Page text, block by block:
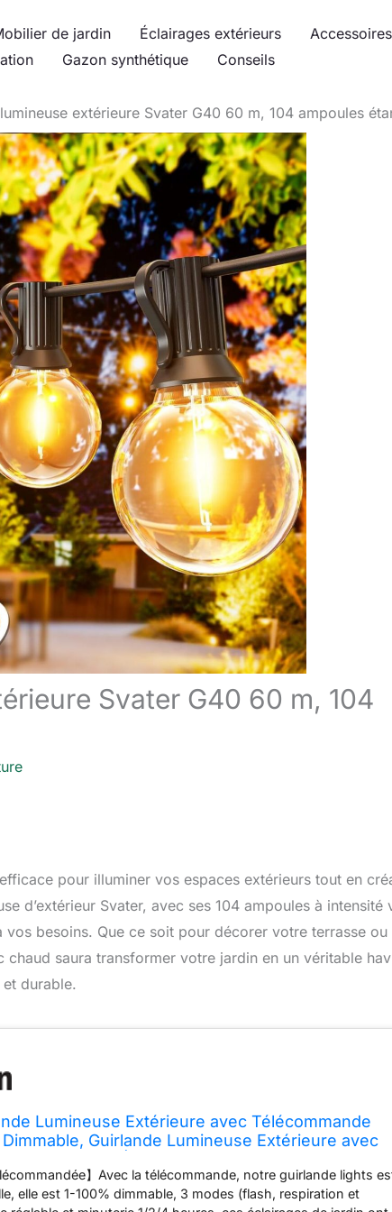
de jardin Éclairages extérieurs
Gazon synthétique Conseils
extérieure Svater G40 60 m, 104 ampoules
Svater G40 60 m, 104
pour illuminer vos espaces extérieurs tout en
d’extérieur Svater, avec ses 104 ampoules à intensité
besoins. Que ce soit pour décorer votre terrasse ou
saura transformer votre jardin en un véritable
durable.
Lumineuse Extérieure avec Télécommande
Guirlande Lumineuse Extérieure avec
】Avec la télécommande, notre guirlande lights
elle est 1-100% dimmable, 3 modes (flash, respiration et